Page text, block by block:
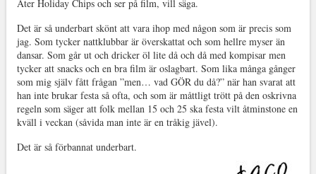
Äter Holiday Chips och ser på film, vill säga.
Det är så underbart skönt att vara ihop med någon som är precis som
jag. Som tycker nattklubbar är överskattat och som hellre myser än
dansar. Som går ut och dricker öl lite då och då med kompisar men
tycker att snacks och en bra film är oslagbart. Som lika många gånger
som mig själv fått frågan ”men… vad GÖR du då?” när han svarat att
han inte brukar festa så ofta, och som är måttligt trött på den oskrivna
regeln som säger att folk mellan 15 och 25 ska festa vilt åtminstone en
kväll i veckan (såvida man inte är en tråkig jävel).
Det är så förbannat underbart.